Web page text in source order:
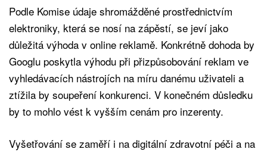
Podle Komise údaje shromážděné prostřednictvím
elektroniky, která se nosí na zápěstí, se jeví jako
důležitá výhoda v online reklamě. Konkrétně dohoda by
Googlu poskytla výhodu při přizpůsobování reklam ve
vyhledávacích nástrojích na míru danému uživateli a
ztížila by soupeření konkurenci. V konečném důsledku
by to mohlo vést k vyšším cenám pro inzerenty.
Vyšetřování se zaměří i na digitální zdravotní péči a na